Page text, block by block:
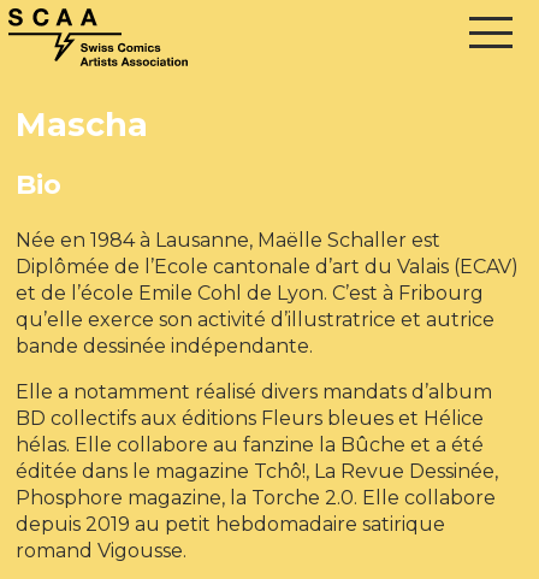
Mascha
Bio
Née en 1984 à Lausanne, Maëlle Schaller est
Diplômée de l’Ecole cantonale d’art du Valais (ECAV)
et de l’école Emile Cohl de Lyon. C’est à Fribourg
qu’elle exerce son activité d’illustratrice et autrice
bande dessinée indépendante.
Elle a notamment réalisé divers mandats d’album
BD collectifs aux éditions Fleurs bleues et Hélice
hélas. Elle collabore au fanzine la Bûche et a été
éditée dans le magazine Tchô!, La Revue Dessinée,
Phosphore magazine, la Torche 2.0. Elle collabore
depuis 2019 au petit hebdomadaire satirique
romand Vigousse.